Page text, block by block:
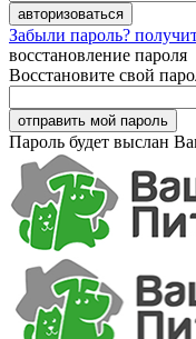
Забыли пароль?
восстановление пароля
Восстановите свой
Пароль будет выслан